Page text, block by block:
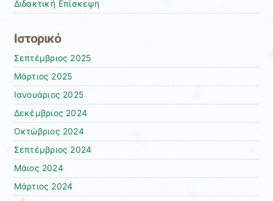
Διδακτική Επίσκεψη
Ιστορικό
Σεπτέμβριος 2025
Μάρτιος 2025
Ιανουάριος 2025
Δεκέμβριος 2024
Οκτώβριος 2024
Σεπτέμβριος 2024
Μάιος 2024
Μάρτιος 2024